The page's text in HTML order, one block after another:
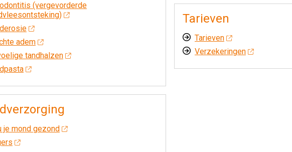
(vergevorderde
adem
tandhalzen
je mond gezond
Tarieven
Tarieven
Verzekeringen